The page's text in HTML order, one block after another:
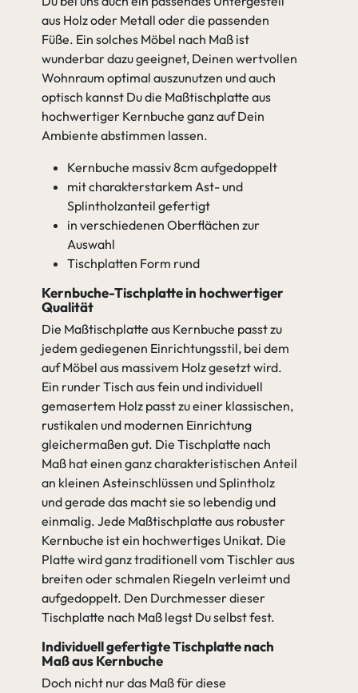
aus Holz oder Metall oder die passenden
Füße. Ein solches Möbel nach Maß ist
wunderbar dazu geeignet, Deinen wertvollen
Wohnraum optimal auszunutzen und auch
optisch kannst Du die Maßtischplatte aus
hochwertiger Kernbuche ganz auf Dein
Ambiente abstimmen lassen.
Kernbuche massiv 8cm aufgedoppelt
mit charakterstarkem Ast- und
Splintholzanteil gefertigt
in verschiedenen Oberflächen zur
Auswahl
Tischplatten Form rund
Kernbuche-Tischplatte in hochwertiger
Qualität
Die Maßtischplatte aus Kernbuche passt zu
jedem gediegenen Einrichtungsstil, bei dem
auf Möbel aus massivem Holz gesetzt wird.
Ein runder Tisch aus fein und individuell
gemasertem Holz passt zu einer klassischen,
rustikalen und modernen Einrichtung
gleichermaßen gut. Die Tischplatte nach
Maß hat einen ganz charakteristischen Anteil
an kleinen Asteinschlüssen und Splintholz
und gerade das macht sie so lebendig und
einmalig. Jede Maßtischplatte aus robuster
Kernbuche ist ein hochwertiges Unikat. Die
Platte wird ganz traditionell vom Tischler aus
breiten oder schmalen Riegeln verleimt und
aufgedoppelt. Den Durchmesser dieser
Tischplatte nach Maß legst Du selbst fest.
Individuell gefertigte Tischplatte nach
Maß aus Kernbuche
Doch nicht nur das Maß für diese